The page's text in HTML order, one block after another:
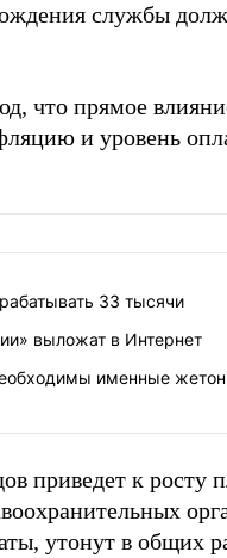
службы
что прямое
и уровень
33 тысячи
выложат в Интернет
именные
приведет к росту
утонут в общих